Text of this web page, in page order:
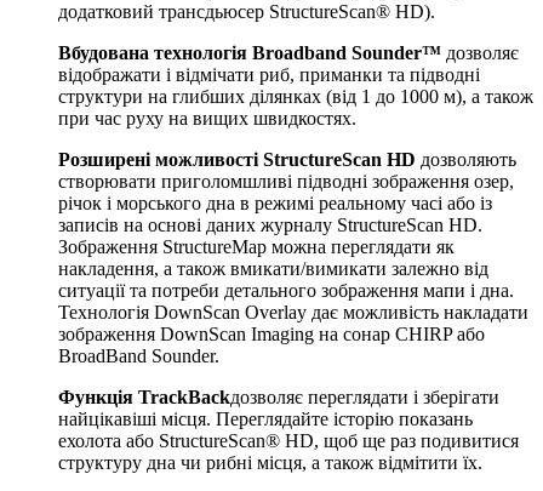
додатковий трансдьюсер StructureScan® HD).
Вбудована технологія Broadband Sounder™ дозволяє
відображати і відмічати риб, приманки та підводні
структури на глибших ділянках (від 1 до 1000 м), а також
при час руху на вищих швидкостях.
Розширені можливості StructureScan HD дозволяють
створювати приголомшливі підводні зображення озер,
річок і морського дна в режимі реальному часі або із
записів на основі даних журналу StructureScan HD.
Зображення StructureMap можна переглядати як
накладення, а також вмикати/вимикати залежно від
ситуації та потреби детального зображення мапи і дна.
Технологія DownScan Overlay дає можливість накладати
зображення DownScan Imaging на сонар CHIRP або
BroadBand Sounder.
Функція TrackBackдозволяє переглядати і зберігати
найцікавіші місця. Переглядайте історію показань
ехолота або StructureScan® HD, щоб ще раз подивитися
структуру дна чи рибні місця, а також відмітити їх.